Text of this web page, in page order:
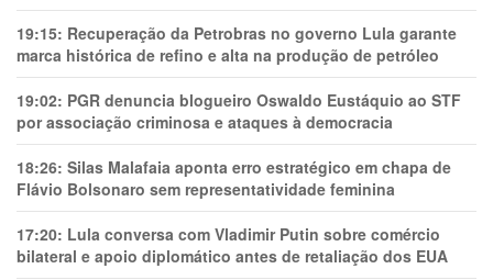
19:15: Recuperação da Petrobras no governo Lula garante
marca histórica de refino e alta na produção de petróleo
19:02: PGR denuncia blogueiro Oswaldo Eustáquio ao STF
por associação criminosa e ataques à democracia
18:26: Silas Malafaia aponta erro estratégico em chapa de
Flávio Bolsonaro sem representatividade feminina
17:20: Lula conversa com Vladimir Putin sobre comércio
bilateral e apoio diplomático antes de retaliação dos EUA